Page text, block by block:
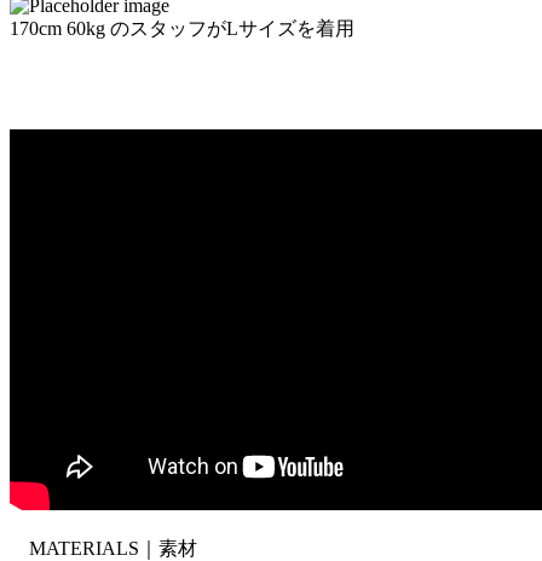
170cm 60kg のスタッフがLサイズを着用
MATERIALS｜ 素材